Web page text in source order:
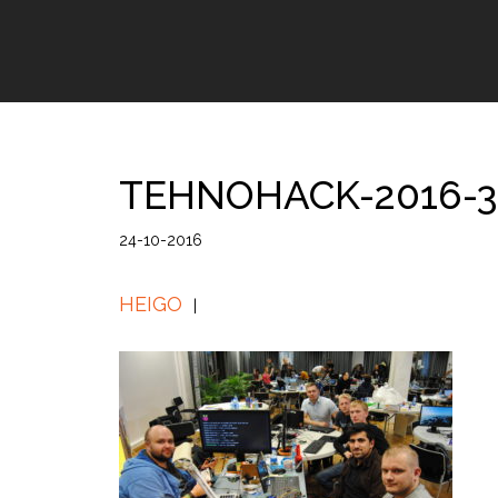
TEHNOHACK-2016-
24-10-2016
HEIGO